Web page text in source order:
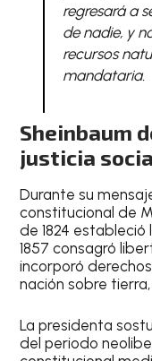
regresará a
de nadie, y
recursos
mandataria.
Sheinbaum
justicia
Durante su
constitucional de
de 1824
1857 consagró
incorporó
nación sobre
La presidenta
del periodo